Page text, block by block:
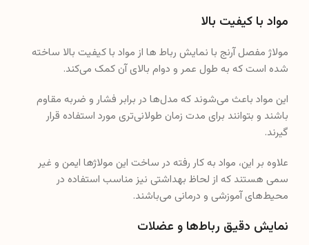
مواد با کیفیت بالا
مولاژ مفصل آرنج با نمایش رباط ها از مواد با کیفیت بالا ساخته
شده است که به طول عمر و دوام بالای آن کمک می‌کند.
این مواد باعث می‌شوند که مدل‌ها در برابر فشار و ضربه مقاوم
باشند و بتوانند برای مدت زمان طولانی‌تری مورد استفاده قرار
گیرند.
علاوه بر این، مواد به کار رفته در ساخت این مولاژها ایمن و غیر
سمی هستند که از لحاظ بهداشتی نیز مناسب استفاده در
محیط‌های آموزشی و درمانی می‌باشند.
نمایش دقیق رباط‌ها و عضلات